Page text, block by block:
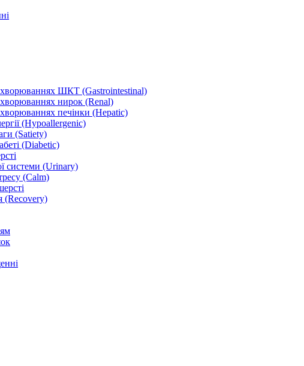
ШКТ (Gastrointestinal)
нирок (Renal)
печінки (Hepatic)
(Hypoallergenic)
(Satiety)
(Diabetic)
системи (Urinary)
(Calm)
(Recovery)